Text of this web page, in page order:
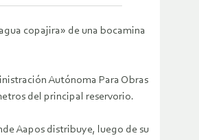
copajira» de una bocamina
Autónoma Para Obras
del principal reservorio.
Aapos distribuye, luego de su